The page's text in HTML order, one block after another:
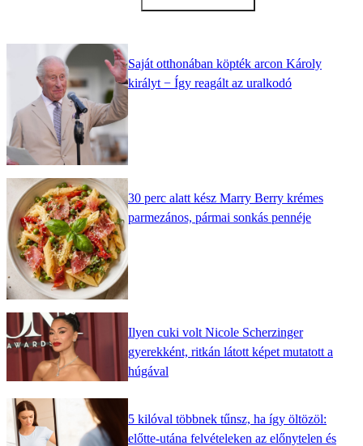
Saját otthonában köpték arcon Károly
királyt − Így reagált az uralkodó
30 perc alatt kész Marry Berry krémes
parmezános, pármai sonkás pennéje
Ilyen cuki volt Nicole Scherzinger
gyerekként, ritkán látott képet mutatott a
húgával
5 kilóval többnek tűnsz, ha így öltözöl:
előtte-utána felvételeken az előnytelen és